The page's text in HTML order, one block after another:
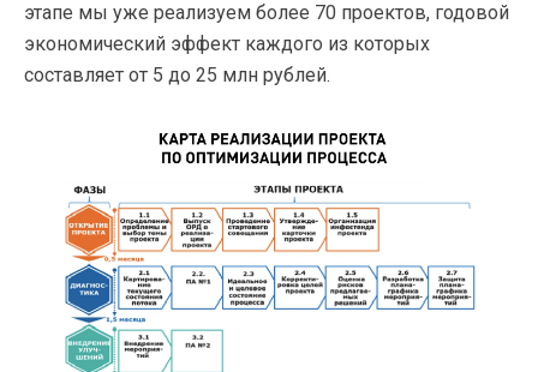
этапе мы уже реализуем более 70 проектов, годовой
экономический эффект каждого из которых
составляет от 5 до 25 млн рублей.